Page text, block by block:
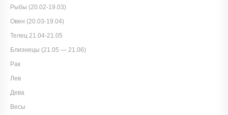
Рыбы (20.02-19.03)
Овен (20.03-19.04)
Телец 21.04-21.05
Близнецы (21.05 — 21.06)
Рак
Лев
Дева
Весы